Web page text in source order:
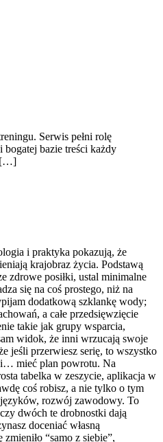
Serwis pełni rolę
bazie treści każdy
[…]
i praktyka pokazują, że
krajobraz życia. Podstawą
zdrowe posiłki, ustal minimalne
się na coś prostego, niż na
dodatkową szklankę wody;
a całe przedsięwzięcie
takie jak grupy wsparcia,
widok, że inni wrzucają swoje
jeśli przerwiesz serię, to wszystko
i… mieć plan powrotu. Na
tabelka w zeszycie, aplikacja w
coś robisz, a nie tylko o tym
języków, rozwój zawodowy. To
dwóch te drobnostki dają
doceniać własną
“samo z siebie”,